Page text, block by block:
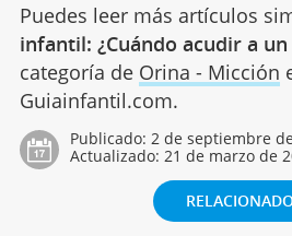
Puedes leer más artículos
infantil: ¿Cuándo acudir a
categoría de Orina - Micción
Guiainfantil.com.
Publicado: 2 de septiembre
Actualizado: 21 de marzo de